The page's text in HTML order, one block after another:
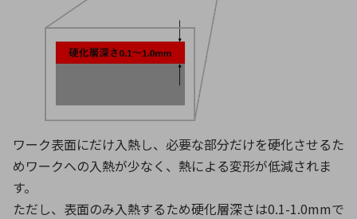
ワーク表面にだけ入熱し、必要な部分だけを硬化させるた
めワークへの入熱が少なく、熱による変形が低減されま
す。
ただし、表面のみ入熱するため硬化層深さは0.1-1.0mmで